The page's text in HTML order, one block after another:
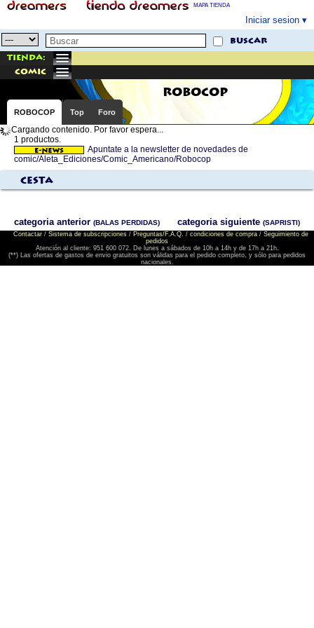
MAPA TIENDA
Iniciar sesion
buscar
Tienda:
comic
ROBOCOP
ROBOCOP Top Foro
Cargando contenido. Por favor espera...
1 productos.
Apuntate a la newsletter de novedades de
comic/Aleta_Ediciones/Comic_Americano/Robocop
Cesta
categoria anterior (BALAS PERDIDAS) categoria siguiente (SAPRISTI)
Contactar/ Sistema de subscripciones/ Preguntas/F.A.Q. / condiciones de compra/ Seguimiento de
pedidos
Atención al cliente: 951 600 072. De lunes a sábados de 10h a 14h y de 17h a 21h.
(**) Las ofertas de gastos de envio gratuitos son válidas para el pedido completo, y sólo para pedidos
nacionales.